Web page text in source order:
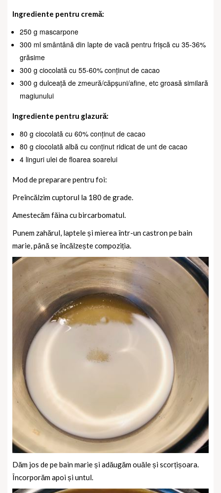
Ingrediente pentru cremă:
250 g mascarpone
300 ml smântână din lapte de vacă pentru frișcă cu 35-36%
grăsime
300 g ciocolată cu 55-60% conținut de cacao
300 g dulceață de zmeură/căpșuni/afine, etc groasă similară
magiunului
Ingrediente pentru glazură:
80 g ciocolată cu 60% conținut de cacao
80 g ciocolată albă cu conținut ridicat de unt de cacao
4 linguri ulei de floarea soarelui
Mod de preparare pentru foi:
Preîncălzim cuptorul la 180 de grade.
Amestecăm făina cu bircarbomatul.
Punem zahărul, laptele și mierea într-un castron pe bain
marie, până se încălzește compoziția.
Dăm jos de pe bain marie și adăugăm ouăle și scorțișoara.
Încorporăm apoi și untul.